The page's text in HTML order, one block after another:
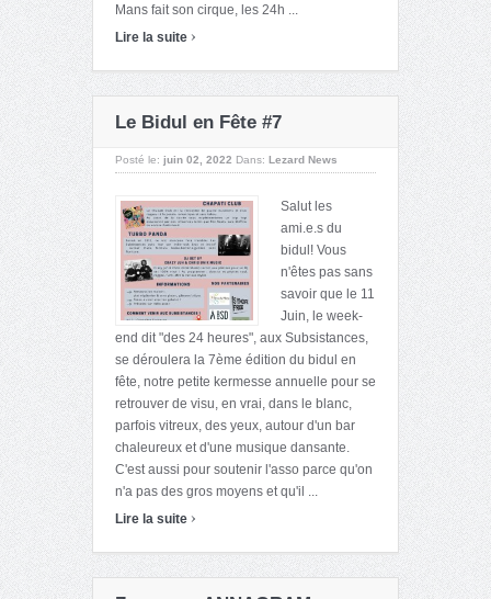
Mans fait son cirque, les 24h ...
Lire la suite ›
Le Bidul en Fête #7
Posté le: juin 02, 2022 Dans: Lezard News
Salut les
ami.e.s du
bidul! Vous
n'êtes pas sans
savoir que le 11
Juin, le week-
end dit "des 24 heures", aux Subsistances,
se déroulera la 7ème édition du bidul en
fête, notre petite kermesse annuelle pour se
retrouver de visu, en vrai, dans le blanc,
parfois vitreux, des yeux, autour d'un bar
chaleureux et d'une musique dansante.
C'est aussi pour soutenir l'asso parce qu'on
n'a pas des gros moyens et qu'il ...
Lire la suite ›